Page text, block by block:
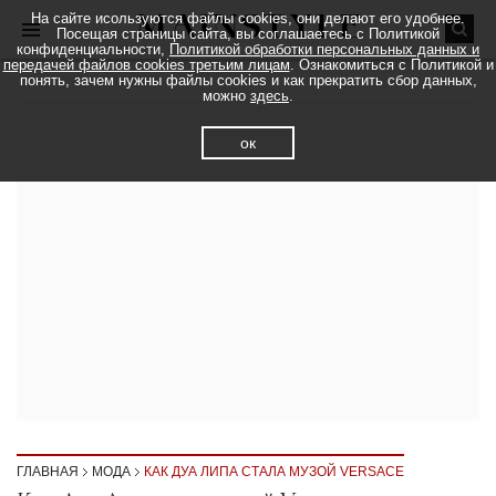
ГЛАВНАЯ МОДА КАК ДУА ЛИПА СТАЛА МУЗОЙ VERSACE
На сайте исользуются файлы cookies, они делают его удобнее.
Посещая страницы сайта, вы соглашаетесь с Политикой
конфиденциальности, Политикой обработки персональных данных и
передачей файлов cookies третьим лицам. Ознакомиться с Политикой и
понять, зачем нужны файлы cookies и как прекратить сбор данных,
можно здесь.
ок